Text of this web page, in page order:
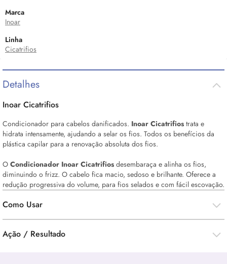
Marca
Inoar
Linha
Cicatrifios
Detalhes
Inoar Cicatrifios
Condicionador para cabelos danificados. Inoar Cicatrifios trata e
hidrata intensamente, ajudando a selar os fios. Todos os benefícios da
plástica capilar para a renovação absoluta dos fios.
O Condicionador Inoar Cicatrifios desembaraça e alinha os fios,
diminuindo o frizz. O cabelo fica macio, sedoso e brilhante. Oferece a
redução progressiva do volume, para fios selados e com fácil escovação.
Como Usar
Ação / Resultado